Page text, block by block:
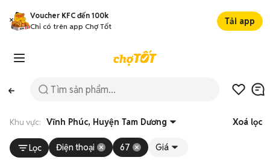
Voucher KFC đến 100k
Chỉ có trên app Chợ Tốt
Tải app
Khu vực: Vĩnh Phúc, Huyện Tam Dương Xoá lọc
Lọc Điện thoại 67 Giá